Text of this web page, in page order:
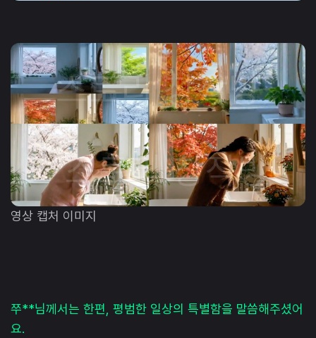
영상 캡처 이미지
쭈**님께서는 한편, 평범한 일상의 특별함을 말씀해주셨어
요.